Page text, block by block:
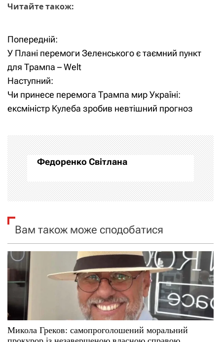
Читайте також:
Н
а
в
і
а
ц
і
а
с
Попередній:
У Плані перемоги Зеленського є таємний пункт
для Трампа – Welt
Наступний:
Чи принесе перемога Трампа мир Україні:
ексміністр Кулеба зробив невтішний прогноз
Федоренко Світлана
Вам також може сподобатися
Микола Греков: самопроголошений моральний